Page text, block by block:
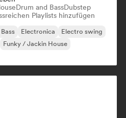
Drum and BassDubstep
Playlists hinzufügen
Electronica
Electro swing
Funky / Jackin House